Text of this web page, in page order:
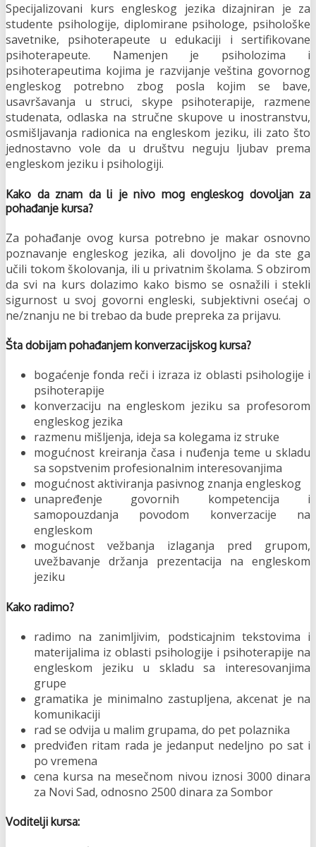
Specijalizovani kurs engleskog jezika dizajniran je za
studente psihologije, diplomirane psihologe, psihološke
savetnike, psihoterapeute u edukaciji i sertifikovane
psihoterapeute. Namenjen je psiholozima i
psihoterapeutima kojima je razvijanje veština govornog
engleskog potrebno zbog posla kojim se bave,
usavršavanja u struci, skype psihoterapije, razmene
studenata, odlaska na stručne skupove u inostranstvu,
osmišljavanja radionica na engleskom jeziku, ili zato što
jednostavno vole da u društvu neguju ljubav prema
engleskom jeziku i psihologiji.
Kako da znam da li je nivo mog engleskog dovoljan za
pohađanje kursa?
Za pohađanje ovog kursa potrebno je makar osnovno
poznavanje engleskog jezika, ali dovoljno je da ste ga
učili tokom školovanja, ili u privatnim školama. S obzirom
da svi na kurs dolazimo kako bismo se osnažili i stekli
sigurnost u svoj govorni engleski, subjektivni osećaj o
ne/znanju ne bi trebao da bude prepreka za prijavu.
Šta dobijam pohađanjem konverzacijskog kursa?
bogaćenje fonda reči i izraza iz oblasti psihologije i
psihoterapije
konverzaciju na engleskom jeziku sa profesorom
engleskog jezika
razmenu mišljenja, ideja sa kolegama iz struke
mogućnost kreiranja časa i nuđenja teme u skladu
sa sopstvenim profesionalnim interesovanjima
mogućnost aktiviranja pasivnog znanja engleskog
unapređenje govornih kompetencija i
samopouzdanja povodom konverzacije na
engleskom
mogućnost vežbanja izlaganja pred grupom,
uvežbavanje držanja prezentacija na engleskom
jeziku
Kako radimo?
radimo na zanimljivim, podsticajnim tekstovima i
materijalima iz oblasti psihologije i psihoterapije na
engleskom jeziku u skladu sa interesovanjima
grupe
gramatika je minimalno zastupljena, akcenat je na
komunikaciji
rad se odvija u malim grupama, do pet polaznika
predviđen ritam rada je jedanput nedeljno po sat i
po vremena
cena kursa na mesečnom nivou iznosi 3000 dinara
za Novi Sad, odnosno 2500 dinara za Sombor
Voditelji kursa: